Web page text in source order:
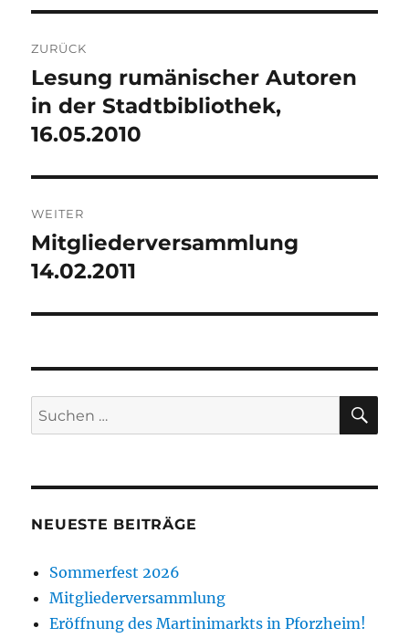
ZURÜCK
Vorheriger
Beitrag:
Lesung rumänischer Autoren
in der Stadtbibliothek,
16.05.2010
WEITER
Nächster
Beitrag:
Mitgliederversammlung
14.02.2011
Suche
nach:
NEUESTE BEITRÄGE
Sommerfest 2026
Mitgliederversammlung
Eröffnung des Martinimarkts in Pforzheim!